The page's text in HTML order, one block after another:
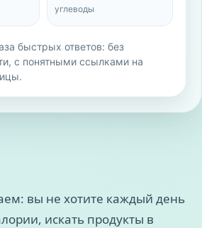
углеводы
быстрых ответов: без
с понятными ссылками на
вы не хотите каждый день
искать продукты в